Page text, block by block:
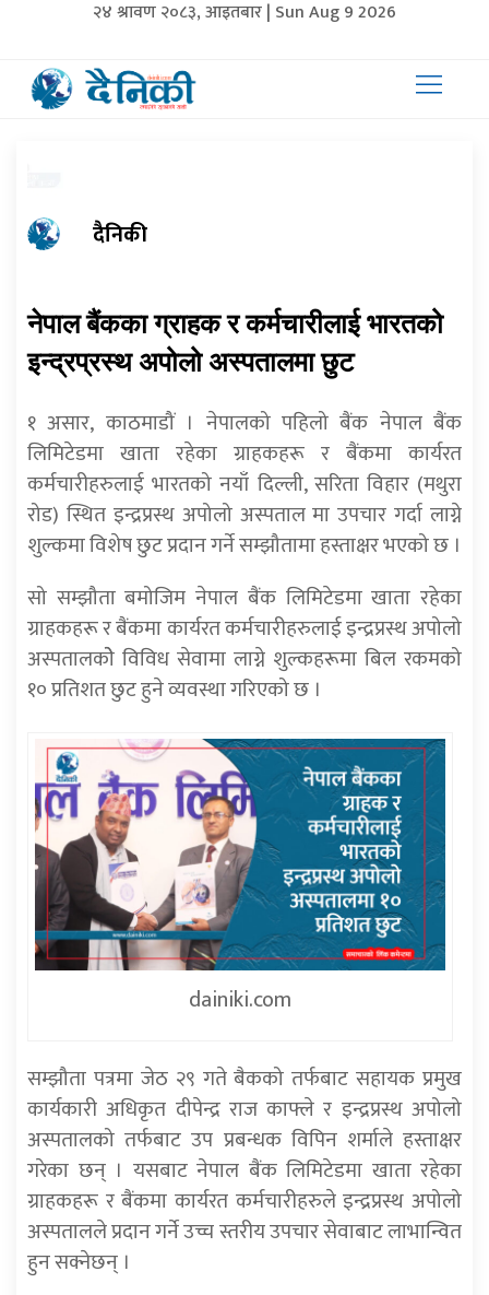
२४ श्रावण २०८३, आइतबार | Sun Aug 9 2026
दैनिकी
नेपाल बैंकका ग्राहक र कर्मचारीलाई भारतको
इन्द्रप्रस्थ अपोलो अस्पतालमा छुट
१ असार, काठमाडौं । नेपालको पहिलो बैंक नेपाल बैंक
लिमिटेडमा खाता रहेका ग्राहकहरू र बैंकमा कार्यरत
कर्मचारीहरुलाई भारतको नयाँ दिल्ली, सरिता विहार (मथुरा
रोड) स्थित इन्द्रप्रस्थ अपोलो अस्पताल मा उपचार गर्दा लाग्ने
शुल्कमा विशेष छुट प्रदान गर्ने सम्झौतामा हस्ताक्षर भएको छ ।
सो सम्झौता बमोजिम नेपाल बैंक लिमिटेडमा खाता रहेका
ग्राहकहरू र बैंकमा कार्यरत कर्मचारीहरुलाई इन्द्रप्रस्थ अपोलो
अस्पतालकोे विविध सेवामा लाग्ने शुल्कहरूमा बिल रकमको
१० प्रतिशत छुट हुने व्यवस्था गरिएको छ ।
dainiki.com
सम्झौता पत्रमा जेठ २९ गते बैकको तर्फबाट सहायक प्रमुख
कार्यकारी अधिकृत दीपेन्द्र राज काफ्ले र इन्द्रप्रस्थ अपोलो
अस्पतालको तर्फबाट उप प्रबन्धक विपिन शर्माले हस्ताक्षर
गरेका छन् । यसबाट नेपाल बैंक लिमिटेडमा खाता रहेका
ग्राहकहरू र बैंकमा कार्यरत कर्मचारीहरुले इन्द्रप्रस्थ अपोलो
अस्पतालले प्रदान गर्ने उच्च स्तरीय उपचार सेवाबाट लाभान्वित
हुन सक्नेछन् ।